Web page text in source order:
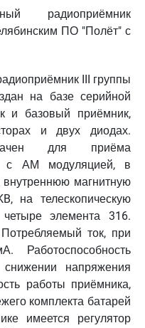
радиоприёмник
ПО "Полёт" с
III группы
на базе серийной
и базовый приёмник,
и двух диодах.
для приёма
с АМ модуляцией, в
магнитную
на телескопическую
элемента 316.
ток, при
Работоспособность
напряжения
работы приёмника,
комплекта батарей
имеется регулятор